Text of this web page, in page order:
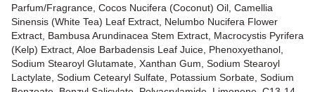
Parfum/Fragrance, Cocos Nucifera (Coconut) Oil, Camellia
Sinensis (White Tea) Leaf Extract, Nelumbo Nucifera Flower
Extract, Bambusa Arundinacea Stem Extract, Macrocystis Pyrifera
(Kelp) Extract, Aloe Barbadensis Leaf Juice, Phenoxyethanol,
Sodium Stearoyl Glutamate, Xanthan Gum, Sodium Stearoyl
Lactylate, Sodium Cetearyl Sulfate, Potassium Sorbate, Sodium